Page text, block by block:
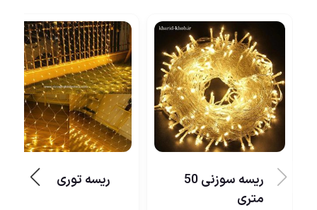
ریسه سوزنی 50
متری
ریسه توری